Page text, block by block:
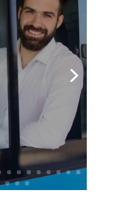
lavoro
linea
CQC